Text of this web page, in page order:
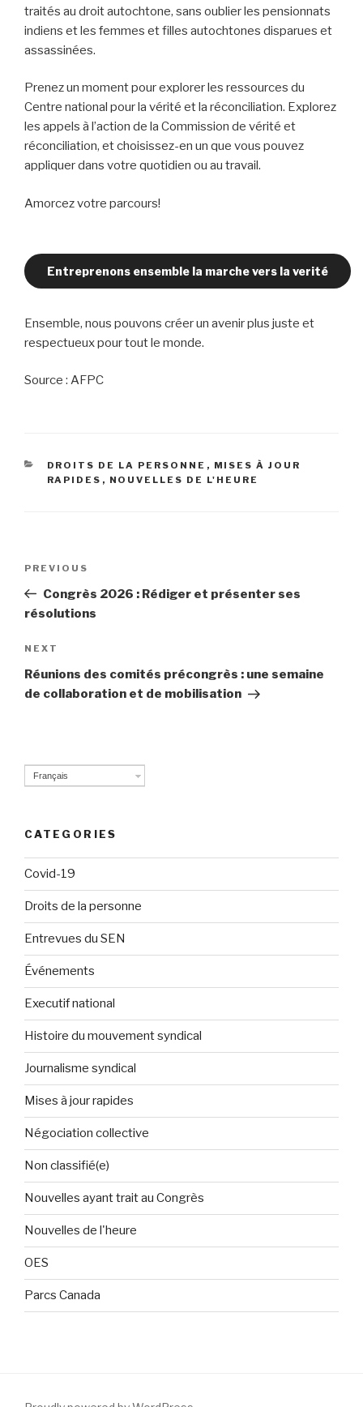
traités au droit autochtone, sans oublier les pensionnats
indiens et les femmes et filles autochtones disparues et
assassinées.
Prenez un moment pour explorer les ressources du
Centre national pour la vérité et la réconciliation. Explorez
les appels à l’action de la Commission de vérité et
réconciliation, et choisissez-en un que vous pouvez
appliquer dans votre quotidien ou au travail.
Amorcez votre parcours!
Entreprenons ensemble la marche vers la verité
Ensemble, nous pouvons créer un avenir plus juste et
respectueux pour tout le monde.
Source : AFPC
CATEGORIES
DROITS DE LA PERSONNE , MISES À JOUR
RAPIDES , NOUVELLES DE L'HEURE
Previous
Post
PREVIOUS
Congrès 2026 : Rédiger et présenter ses
résolutions
Next
Post
NEXT
Réunions des comités précongrès : une semaine
de collaboration et de mobilisation
Français
CATEGORIES
Covid-19
Droits de la personne
Entrevues du SEN
Événements
Executif national
Histoire du mouvement syndical
Journalisme syndical
Mises à jour rapides
Négociation collective
Non classifié(e)
Nouvelles ayant trait au Congrès
Nouvelles de l'heure
OES
Parcs Canada